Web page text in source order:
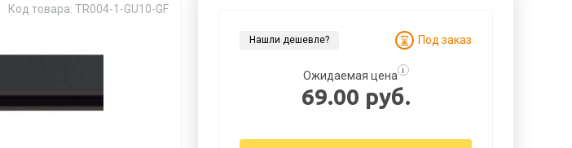
Код товара: TR004-1-GU10-GF
Нашли дешевле? Под заказ
Ожидаемая цена i
69.00 руб.